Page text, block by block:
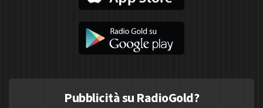
Pubblicità su RadioGold?